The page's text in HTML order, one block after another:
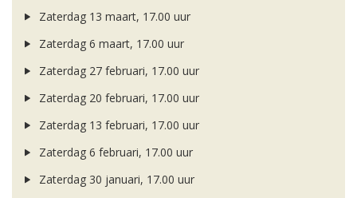
Zaterdag 13 maart, 17.00 uur
Zaterdag 6 maart, 17.00 uur
Zaterdag 27 februari, 17.00 uur
Zaterdag 20 februari, 17.00 uur
Zaterdag 13 februari, 17.00 uur
Zaterdag 6 februari, 17.00 uur
Zaterdag 30 januari, 17.00 uur